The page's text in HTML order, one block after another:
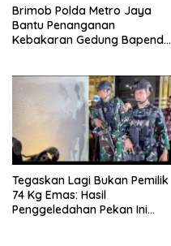
Brimob Polda Metro Jaya
Bantu Penanganan
Kebakaran Gedung Bapenda
Tegaskan Lagi Bukan Pemilik
74 Kg Emas: Hasil
Penggeledahan Pekan Ini